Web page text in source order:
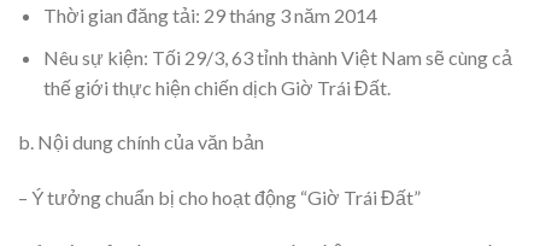
Thời gian đăng tải: 29 tháng 3 năm 2014
Nêu sự kiện: Tối 29/3, 63 tỉnh thành Việt Nam sẽ cùng cả
thế giới thực hiện chiến dịch Giờ Trái Đất.
b. Nội dung chính của văn bản
– Ý tưởng chuẩn bị cho hoạt động “Giờ Trái Đất”